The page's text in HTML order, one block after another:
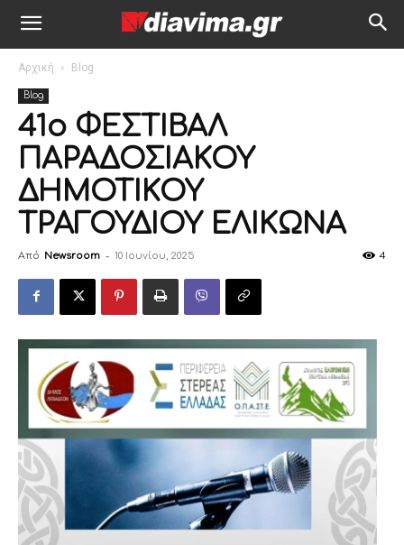
Αρχική Blog
Blog
41ο ΦΕΣΤΙΒΑΛ
ΠΑΡΑΔΟΣΙΑΚΟΥ
ΔΗΜΟΤΙΚΟΥ
ΤΡΑΓΟΥΔΙΟΥ ΕΛΙΚΩΝΑ
Από Newsroom - 10 Ιουνίου, 2025 4